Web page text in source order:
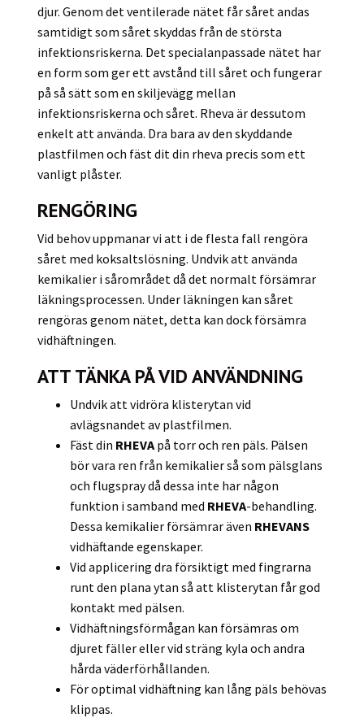
djur. Genom det ventilerade nätet får såret andas
samtidigt som såret skyddas från de största
infektionsriskerna. Det specialanpassade nätet har
en form som ger ett avstånd till såret och fungerar
på så sätt som en skiljevägg mellan
infektionsriskerna och såret. Rheva är dessutom
enkelt att använda. Dra bara av den skyddande
plastfilmen och fäst dit din rheva precis som ett
vanligt plåster.
RENGÖRING
Vid behov uppmanar vi att i de flesta fall rengöra
såret med koksaltslösning. Undvik att använda
kemikalier i sårområdet då det normalt försämrar
läkningsprocessen. Under läkningen kan såret
rengöras genom nätet, detta kan dock försämra
vidhäftningen.
ATT TÄNKA PÅ VID ANVÄNDNING
Undvik att vidröra klisterytan vid
avlägsnandet av plastfilmen.
Fäst din RHEVA på torr och ren päls. Pälsen
bör vara ren från kemikalier så som pälsglans
och flugspray då dessa inte har någon
funktion i samband med RHEVA-behandling.
Dessa kemikalier försämrar även RHEVANS
vidhäftande egenskaper.
Vid applicering dra försiktigt med fingrarna
runt den plana ytan så att klisterytan får god
kontakt med pälsen.
Vidhäftningsförmågan kan försämras om
djuret fäller eller vid sträng kyla och andra
hårda väderförhållanden.
För optimal vidhäftning kan lång päls behövas
klippas.